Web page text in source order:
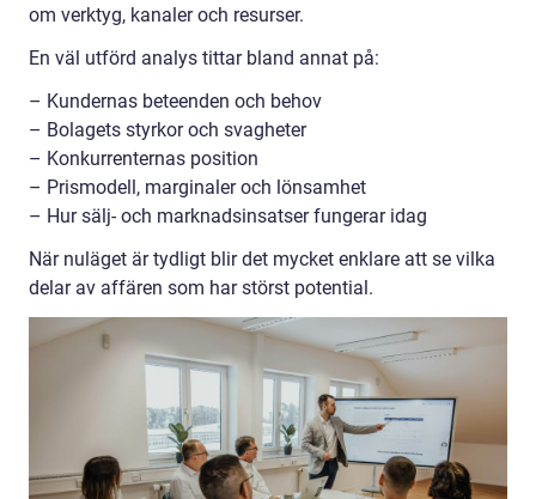
om verktyg, kanaler och resurser.
En väl utförd analys tittar bland annat på:
– Kundernas beteenden och behov
– Bolagets styrkor och svagheter
– Konkurrenternas position
– Prismodell, marginaler och lönsamhet
– Hur sälj- och marknadsinsatser fungerar idag
När nuläget är tydligt blir det mycket enklare att se vilka
delar av affären som har störst potential.